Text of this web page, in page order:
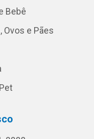
Bebê
Ovos e Pães